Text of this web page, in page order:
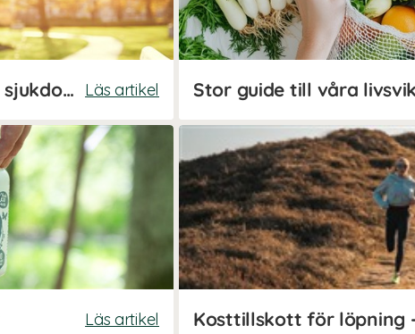
Träningsstart - så undviker du sjukdom Läs artikel
Läs artikel